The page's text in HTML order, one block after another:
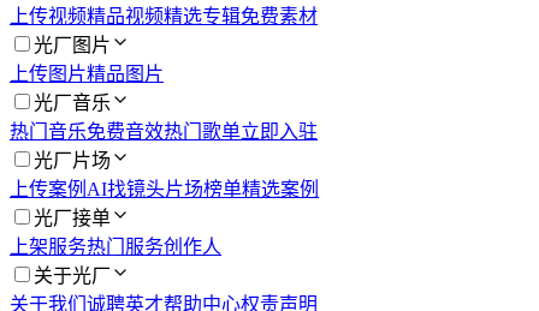
上传视频精品视频精选专辑免费素材
光厂图片
上传图片精品图片
光厂音乐
热门音乐免费音效热门歌单立即入驻
光厂片场
上传案例 AI找镜头片场榜单精选案例
光厂接单
上架服务热门服务创作人
关于光厂
关于我们 诚聘英才帮助中心权责声明